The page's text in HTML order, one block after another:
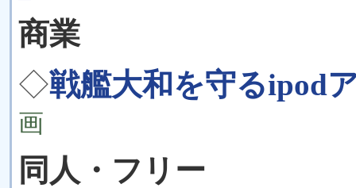
商業
◇戦艦大和を守るipod
画
同人・フリー